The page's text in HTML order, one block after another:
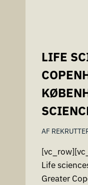
LIFE
AF
Life
Greater